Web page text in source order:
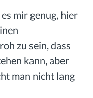
mir genug, hier
zu sein, dass
kann, aber
man nicht lang